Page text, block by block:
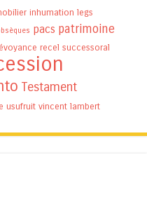
inhumation legs
pacs patrimoine
recel successoral
Testament
usufruit vincent lambert